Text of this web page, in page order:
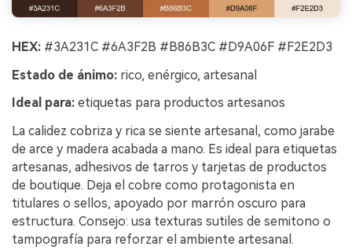
HEX: #3A231C #6A3F2B #B86B3C #D9A06F #F2E2D3
Estado de ánimo: rico, enérgico, artesanal
Ideal para: etiquetas para productos artesanos
La calidez cobriza y rica se siente artesanal, como jarabe
de arce y madera acabada a mano. Es ideal para etiquetas
artesanas, adhesivos de tarros y tarjetas de productos
de boutique. Deja el cobre como protagonista en
titulares o sellos, apoyado por marrón oscuro para
estructura. Consejo: usa texturas sutiles de semitono o
tampografía para reforzar el ambiente artesanal.